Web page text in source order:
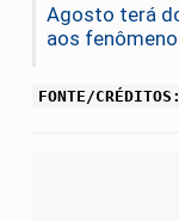
Agosto terá
aos
FONTE/CRÉDITOS: